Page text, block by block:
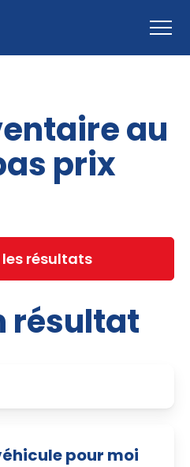
au
prix
les résultats
résultat
pour moi